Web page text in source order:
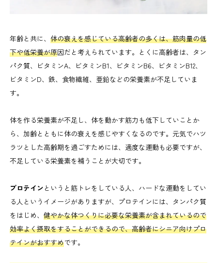
年齢と共に、 体の衰えを感じている高齢者の多くは、筋肉量の低
下や低栄養が原因だと考えられています。とくに高齢者は、タン
パク質、ビタミンA、ビタミンB1、ビタミンB6、ビタミンB12、
ビタミンD、鉄、食物繊維、亜鉛などの栄養素が不足していま
す。
体を作る栄養素が不足し、体を動かす筋力も低下していことか
ら、加齢とともに体の衰えを感じやすくなるのです。元気でハツ
ラツとした高齢期を過ごすためには、適度な運動も必要ですが、
不足している栄養素を補うことが大切です。
プロテイン というと筋トレをしている人、ハードな運動をしてい
る人というイメージがありますが、プロテインには、タンパク質
をはじめ、 健やかな体つくりに必要な栄養素が含まれているので
効率よく摂取をすることができるので、高齢者にシニア向けプロ
テインがおすすめです。